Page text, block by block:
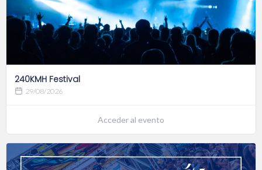
240KMH Festival
29/08/2026
Acceder al evento